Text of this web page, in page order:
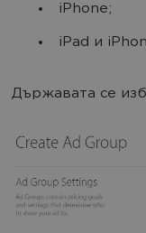
iPhone;
iPad и
Държавата се